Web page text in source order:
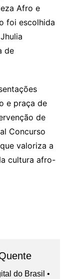
Afro e
foi escolhida
de
e praça de
de
Concurso
valoriza a
cultura afro-
do Brasil •